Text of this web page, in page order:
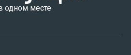
одном месте